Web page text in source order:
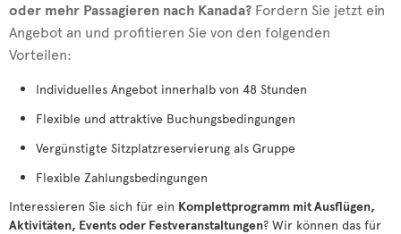
oder mehr Passagieren nach Kanada? Fordern Sie jetzt ein
Angebot an und profitieren Sie von den folgenden
Vorteilen:
Individuelles Angebot innerhalb von 48 Stunden
Flexible und attraktive Buchungsbedingungen
Vergünstigte Sitzplatzreservierung als Gruppe
Flexible Zahlungsbedingungen
Interessieren Sie sich für ein Komplettprogramm mit Ausflügen,
Aktivitäten, Events oder Festveranstaltungen? Wir können das für